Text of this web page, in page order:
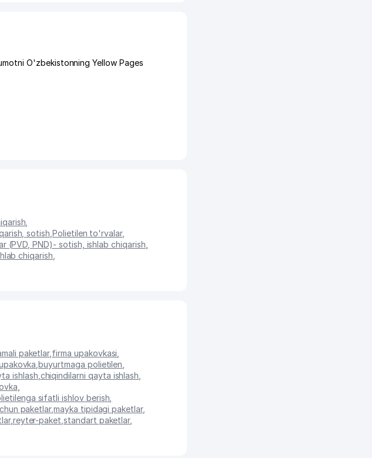
O'zbekistonning Yellow Pages
sotish ,Polietilen to'rvalar,
(PVD, PND)- sotish, ishlab chiqarish
chiqarish
paketlar, firma upakovkasi
,buyurtmaga polietilen
ishlash chiqindilarni qayta ishlash
sifatli ishlov berish
paketlar,mayka tipidagi paketlar,
,reyter-paket ,standart paketlar,